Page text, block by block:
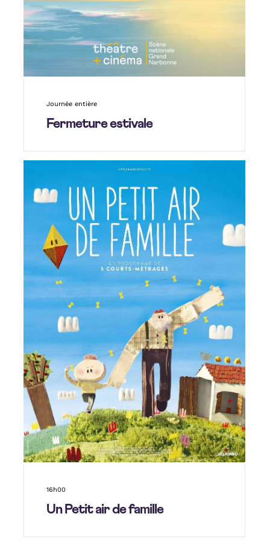
Journée entière
Fermeture estivale
16h00
Un Petit air de famille